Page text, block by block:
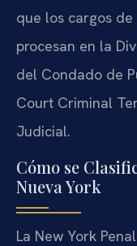
que los cargos
procesan en la
del Condado de
Court Criminal
Judicial.
Cómo se
Nueva York
La New York